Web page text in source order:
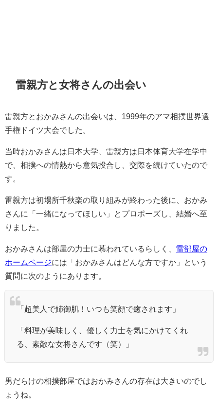
雷親方と女将さんの出会い
雷親方とおかみさんの出会いは、1999年のアマ相撲世界選
手権ドイツ大会でした。
当時おかみさんは日本大学、雷親方は日本体育大学在学中
で、相撲への情熱から意気投合し、交際を続けていたので
す。
雷親方は初場所千秋楽の取り組みが終わった後に、おかみ
さんに「一緒になってほしい」とプロポーズし、結婚へ至
りました。
おかみさんは部屋の力士に慕われているらしく、 雷部屋の
ホームページには「おかみさんはどんな方ですか」という
質問に次のようにあります。
「超美人で姉御肌！いつも笑顔で癒されます」
「料理が美味しく、優しく力士を気にかけてくれ
る、素敵な女将さんです（笑）」
男だらけの相撲部屋ではおかみさんの存在は大きいのでし
ょうね。